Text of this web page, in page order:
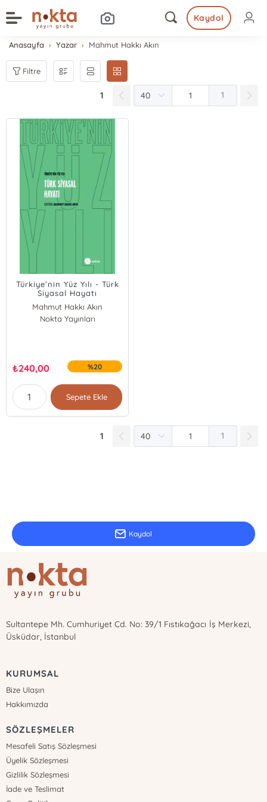
Kaydol
Anasayfa Yazar Mahmut Hakkı Akın
Filtre
1 1
Türkiye’nin Yüz Yılı - Türk
Siyasal Hayatı
Mahmut Hakkı Akın
Nokta Yayınları
₺240,00 %20
Sepete Ekle
1 1
Kaydol
Sultantepe Mh. Cumhuriyet Cd. No: 39/1 Fıstıkağacı İş Merkezi,
Üsküdar, İstanbul
KURUMSAL
Bize Ulaşın
Hakkımızda
SÖZLEŞMELER
Mesafeli Satış Sözleşmesi
Üyelik Sözleşmesi
Gizlilik Sözleşmesi
İade ve Teslimat